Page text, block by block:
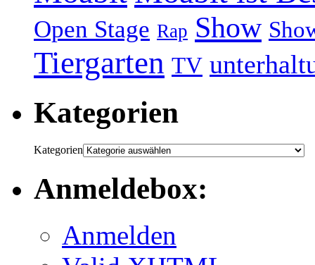
Open Stage Rap Show
Tiergarten TV
Kategorien
Kategorien
Anmeldebox:
Anmelden